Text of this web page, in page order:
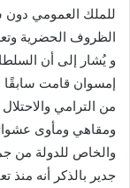
للملك العمومي دون
الظروف الحضرية
و يُشار إلى أن
إمسوان قامت سابقًا
من الترامي
ومقاهي ومأوى
والخاص للدولة من
جدير بالذكر أنه